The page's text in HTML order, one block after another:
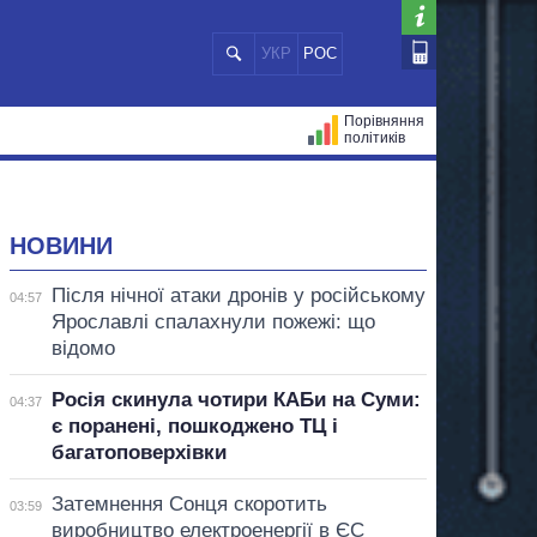
УКР РОС
Порівняння
політиків
НОВИНИ
04:57
Після нічної атаки дронів у російському
Ярославлі спалахнули пожежі: що
відомо
04:37
Росія скинула чотири КАБи на Суми:
є поранені, пошкоджено ТЦ і
багатоповерхівки
03:59
Затемнення Сонця скоротить
виробництво електроенергії в ЄС